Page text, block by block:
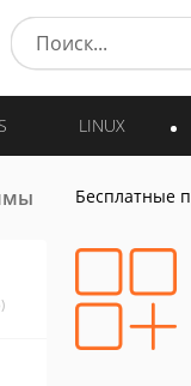
LINUX
Бесплатные